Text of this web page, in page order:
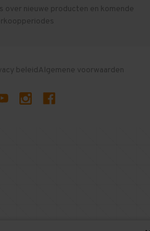
over nieuwe producten en komende
beleidAlgemene voorwaarden